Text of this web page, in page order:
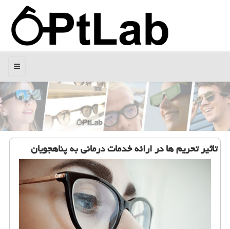
منو
تاثیر تحریم ها در ارائه خدمات درمانی به پناهجویان